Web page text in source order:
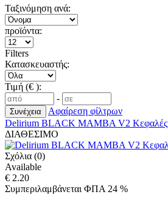
Ταξινόμηση ανά:
προϊόντα:
Filters
Κατασκευαστής:
Τιμή (€ ):
-
Αφαίρεση φίλτρων
Delirium BLACK MAMBA V2 Κεφαλές
ΔΙΑΘΕΣΙΜΟ
Σχόλια (0)
Available
€ 2.20
Συμπεριλαμβάνεται ΦΠΑ 24 %